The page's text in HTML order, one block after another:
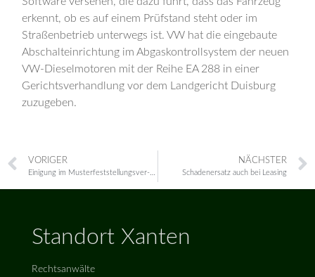
erkennt, ob es auf einem Prüfstand steht oder im
Straßenbetrieb unterwegs ist. VW hat die eingebaute
Abschalteinrichtung im Abgaskontrollsystem der neuen
VW-Dieselmotoren mit der Reihe EA 288 in einer
Gerichtsverhandlung vor dem Landgericht Duisburg
zuzugeben.
VORIGER NÄCHSTER
Schadenersatz auch bei Leasing
Standort Xanten
Rechtsanwälte